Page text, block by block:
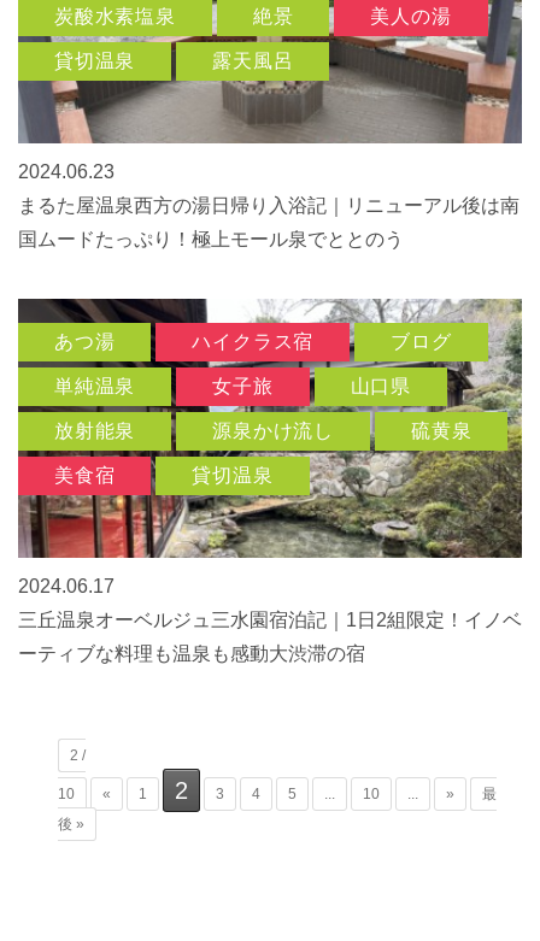
炭酸水素塩泉 絶景 美人の湯
貸切温泉 露天風呂
2024.06.23
まるた屋温泉西方の湯日帰り入浴記｜リニューアル後は南
国ムードたっぷり！極上モール泉でととのう
あつ湯 ハイクラス宿 ブログ
単純温泉 女子旅 山口県
放射能泉 源泉かけ流し 硫黄泉
美食宿 貸切温泉
2024.06.17
三丘温泉オーベルジュ三水園宿泊記｜1日2組限定！イノベ
ーティブな料理も温泉も感動大渋滞の宿
2 /
10 « 1 2 3 4 5 10 »
最
後 »